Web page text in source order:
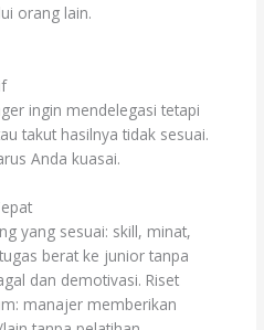
orang lain.
ingin mendelegasi tetapi
takut hasilnya tidak sesuai.
Anda kuasai.
yang sesuai: skill, minat,
berat ke junior tanpa
dan demotivasi. Riset
manajer memberikan